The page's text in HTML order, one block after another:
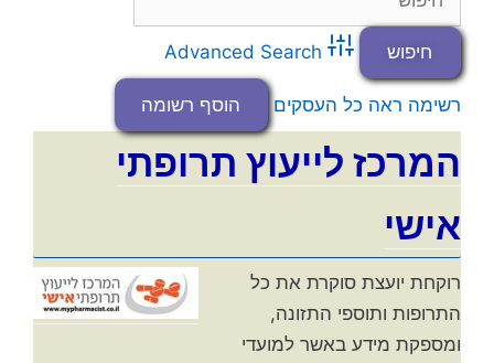
Advanced Search
רשימה ראה כל העסקים הוסף רשומה
המרכז לייעוץ תרופתי
אישי
רוקחת יועצת סוקרת את כל
התרופות ותוספי התזונה,
ומספקת מידע באשר למועדי